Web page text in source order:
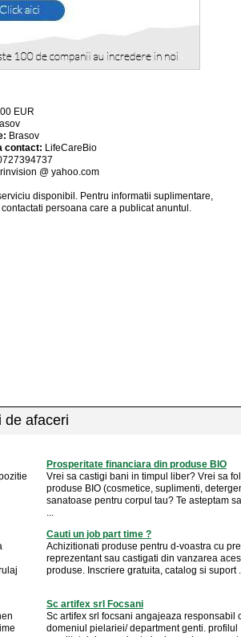
EUR
Brasov
contact: LifeCareBio
@ yahoo.com
disponibil . Pentru informatii suplimentare,
persoana care a publicat anuntul.
de afaceri
Prosperitate financiara din produse BIO
Vrei sa castigi bani in timpul liber? Vrei sa
produse BIO (cosmetice, suplimenti,
sanatoase pentru corpul tau? Te asteptam
...
Cauti un job part time ?
Achizitionati produse pentru d-voastra cu
reprezentant sau castigati din vanzarea
produse. Inscriere gratuita, catalog si suport
Sc artifex srl Focsani
Sc artifex srl focsani angajeaza responsabil
domeniul pielariei/ department genti. profilul